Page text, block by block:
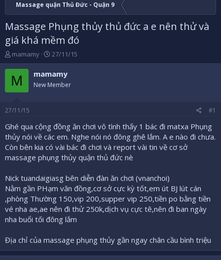
Massage quận Thủ Đức - Quận 9
Massage Phụng thủy thủ đức a e nên thử và
giá khá mềm đó
B
ắ
t
đ
mamamy
N
g
à
b
ầ
27/11/15
M mamamy
New Member
27/11/15 #1
Ghé qua cộng đồng ăn chơi vô tình thấy 1 bác đi matxa Phụng
thủy nói về các em. Nghe nói nó đông ghê lắm. A e nào đi chưa.
Còn bên kia có vài bác đi chơi và report vài tin về cơ sở
massage phụng thủy quận thủ đức nè
Nick tuandaigiasg bên diễn đàn ăn chơi (vnanchoi)
Nằm gần PHạm văn đồng,cơ sở cực kỳ tốt,em út BJ lút cán
,phòng Thường 150,vip 200,supper vip 250,tiền po bằng tiền
vé nha ae,ae nên đi thử 250k,dịch vụ cực tê,nên đi ban ngày
nha buổi tối đông lắm
Địa chỉ của massage phụng thủy gần ngay chân cầu bình triệu